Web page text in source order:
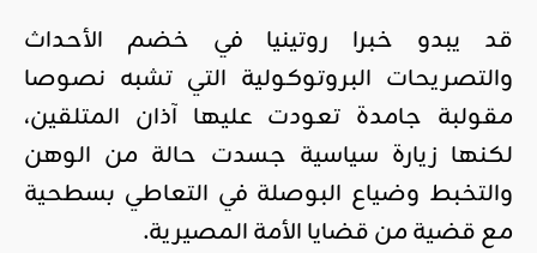
قد يبدو خبرا روتينيا في خضم الأحداث
والتصريحات البروتوكولية التي تشبه نصوصا
مقولبة جامدة تعودت عليها آذان المتلقين،
لكنها زيارة سياسية جسدت حالة من الوهن
والتخبط وضياع البوصلة في التعاطي بسطحية
مع قضية من قضايا الأمة المصيرية.